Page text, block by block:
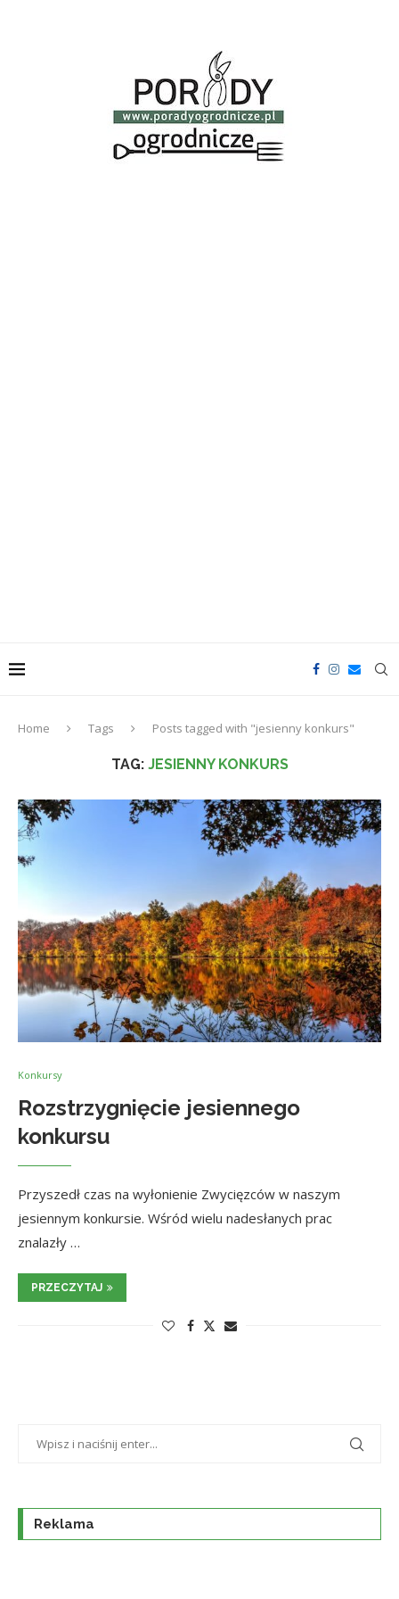
Home Tags Posts tagged with "jesienny konkurs"
TAG: JESIENNY KONKURS
Konkursy
Rozstrzygnięcie jesiennego
konkursu
Przyszedł czas na wyłonienie Zwycięzców w naszym
jesiennym konkursie. Wśród wielu nadesłanych prac
znalazły …
PRZECZYTAJ
Reklama